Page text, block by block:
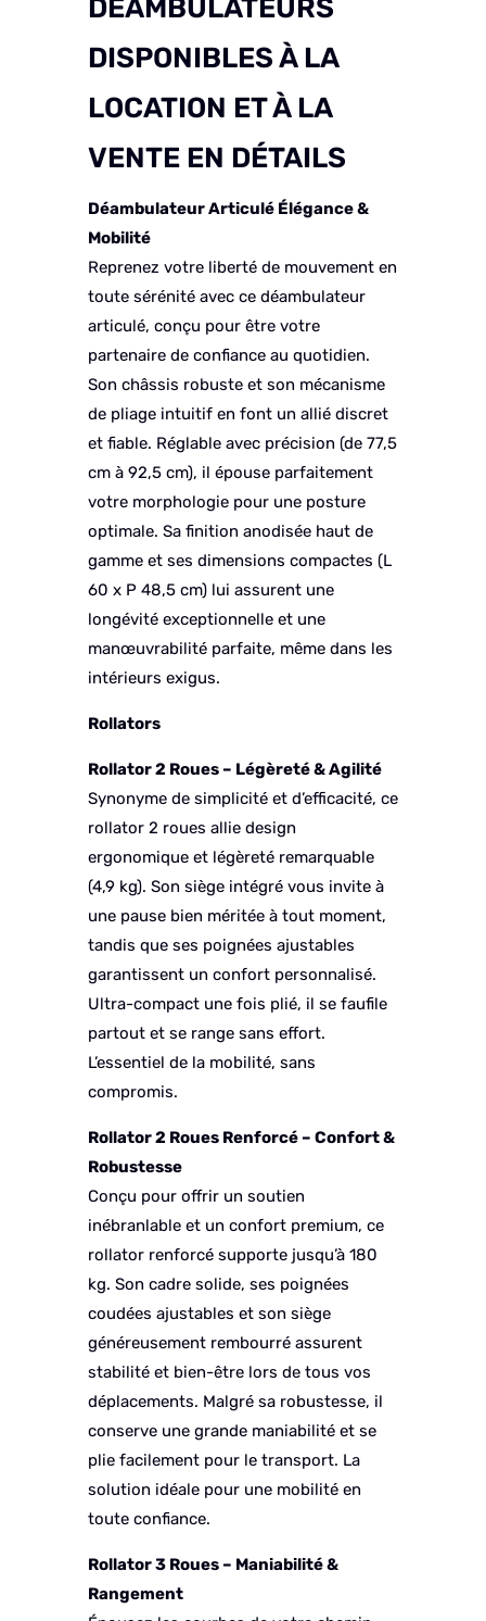
DÉAMBULATEURS
DISPONIBLES À LA
LOCATION ET À LA
VENTE EN DÉTAILS
Déambulateur Articulé Élégance &
Mobilité
Reprenez votre liberté de mouvement en
toute sérénité avec ce déambulateur
articulé, conçu pour être votre
partenaire de confiance au quotidien.
Son châssis robuste et son mécanisme
de pliage intuitif en font un allié discret
et fiable. Réglable avec précision (de 77,5
cm à 92,5 cm), il épouse parfaitement
votre morphologie pour une posture
optimale. Sa finition anodisée haut de
gamme et ses dimensions compactes (L
60 x P 48,5 cm) lui assurent une
longévité exceptionnelle et une
manœuvrabilité parfaite, même dans les
intérieurs exigus.
Rollators
Rollator 2 Roues – Légèreté & Agilité
Synonyme de simplicité et d’efficacité, ce
rollator 2 roues allie design
ergonomique et légèreté remarquable
(4,9 kg). Son siège intégré vous invite à
une pause bien méritée à tout moment,
tandis que ses poignées ajustables
garantissent un confort personnalisé.
Ultra-compact une fois plié, il se faufile
partout et se range sans effort.
L’essentiel de la mobilité, sans
compromis.
Rollator 2 Roues Renforcé – Confort &
Robustesse
Conçu pour offrir un soutien
inébranlable et un confort premium, ce
rollator renforcé supporte jusqu’à 180
kg. Son cadre solide, ses poignées
coudées ajustables et son siège
généreusement rembourré assurent
stabilité et bien-être lors de tous vos
déplacements. Malgré sa robustesse, il
conserve une grande maniabilité et se
plie facilement pour le transport. La
solution idéale pour une mobilité en
toute confiance.
Rollator 3 Roues – Maniabilité &
Rangement